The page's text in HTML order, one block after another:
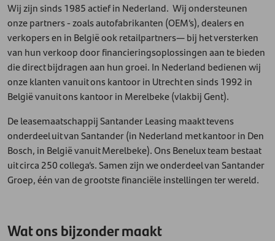
Wij zijn sinds 1985 actief in Nederland. Wij ondersteunen
onze partners - zoals autofabrikanten (OEM’s), dealers en
verkopers en in België ook retailpartners— bij het versterken
van hun verkoop door financieringsoplossingen aan te bieden
die direct bijdragen aan hun groei. In Nederland bedienen wij
onze klanten vanuit ons kantoor in Utrecht en sinds 1992 in
België vanuit ons kantoor in Merelbeke (vlakbij Gent).
De leasemaatschappij Santander Leasing maakt tevens
onderdeel uit van Santander (in Nederland met kantoor in Den
Bosch, in België vanuit Merelbeke). Ons Benelux team bestaat
uit circa 250 collega’s. Samen zijn we onderdeel van Santander
Groep, één van de grootste financiële instellingen ter wereld.
Wat ons bijzonder maakt